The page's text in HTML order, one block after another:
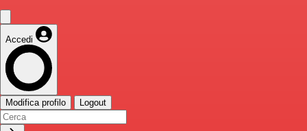
Accedi
Modifica profilo Logout